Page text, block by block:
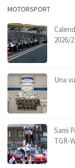
MOTORSPORT
2026/
Una
Sami
TGR-